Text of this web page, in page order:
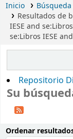
Inicio
Resultados de
IESE and
se:Libros IESE
Repositorio
Su
Ordenar